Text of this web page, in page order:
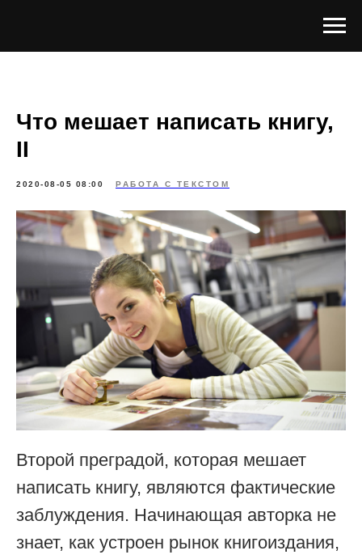
Что мешает написать книгу,
II
2020-08-05 08:00 РАБОТА С ТЕКСТОМ
Второй преградой, которая мешает
написать книгу, являются фактические
заблуждения. Начинающая авторка не
знает, как устроен рынок книгоиздания,